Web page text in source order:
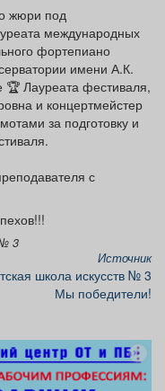
жюри под
международных
фортепиано
имени А.К.
🏆 Лауреата фестиваля,
и концертмейстер
за подготовку и
с
3
Источник
школа искусств № 3
Мы победители!